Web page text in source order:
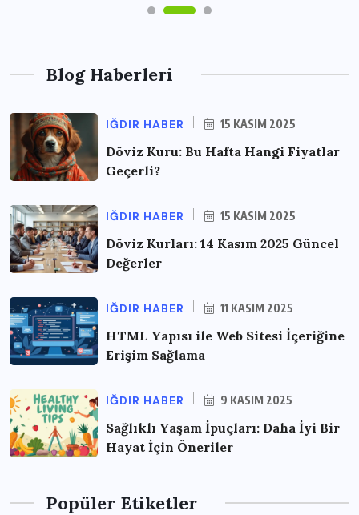
Blog Haberleri
IĞDIR HABER 15 KASIM 2025
Döviz Kuru: Bu Hafta Hangi Fiyatlar
Geçerli?
IĞDIR HABER 15 KASIM 2025
Döviz Kurları: 14 Kasım 2025 Güncel
Değerler
IĞDIR HABER 11 KASIM 2025
HTML Yapısı ile Web Sitesi İçeriğine
Erişim Sağlama
IĞDIR HABER 9 KASIM 2025
Sağlıklı Yaşam İpuçları: Daha İyi Bir
Hayat İçin Öneriler
Popüler Etiketler